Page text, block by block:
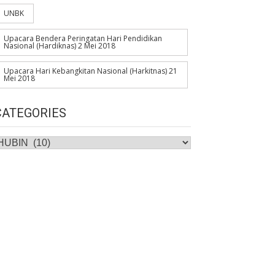
UNBK
Upacara Bendera Peringatan Hari Pendidikan
Nasional (Hardiknas) 2 Mei 2018
Upacara Hari Kebangkitan Nasional (Harkitnas) 21
Mei 2018